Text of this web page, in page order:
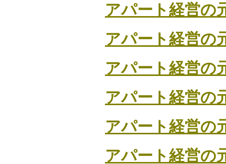
アパート経営の
アパート経営の
アパート経営の
アパート経営の
アパート経営の
アパート経営の